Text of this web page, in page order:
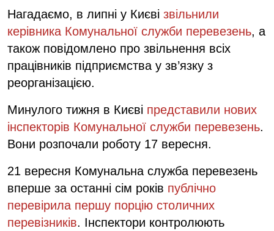
Нагадаємо, в липні у Києві звільнили
керівника Комунальної служби перевезень, а
також повідомлено про звільнення всіх
працівників підприємства у зв’язку з
реорганізацією.
Минулого тижня в Києві представили нових
інспекторів Комунальної служби перевезень.
Вони розпочали роботу 17 вересня.
21 вересня Комунальна служба перевезень
вперше за останні сім років публічно
перевірила першу порцію столичних
перевізників. Інспектори контролюють